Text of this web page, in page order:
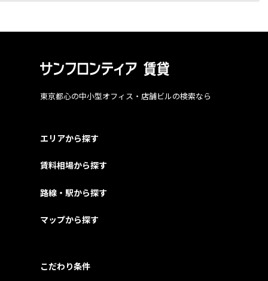
東京都心の中小型オフィス・店舗ビルの検索なら
エリアから探す
賃料相場から探す
路線・駅から探す
マップから探す
こだわり条件